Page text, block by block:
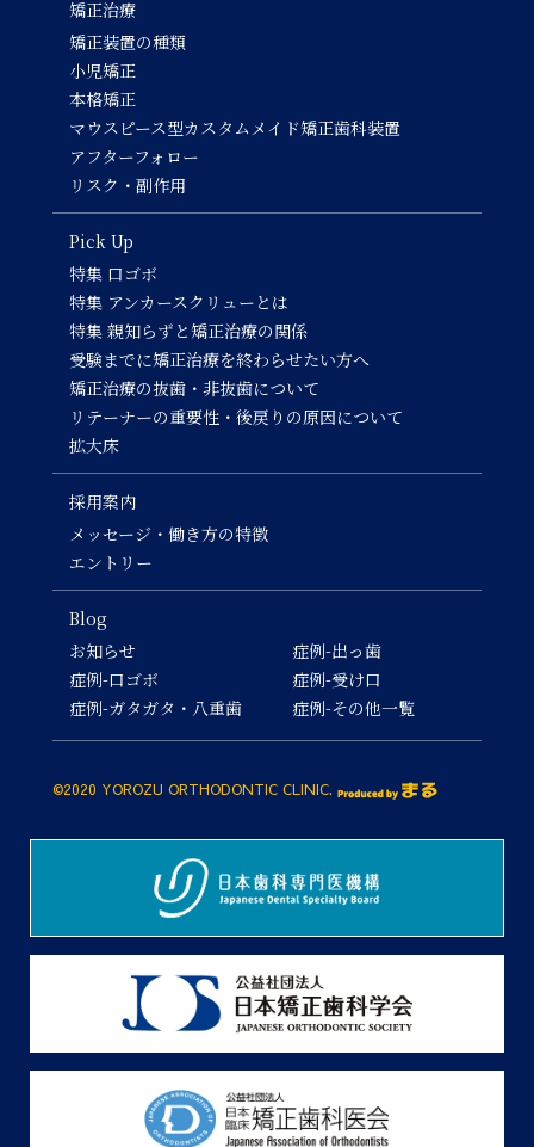
矯正治療
矯正装置の種類
小児矯正
本格矯正
マウスピース型カスタムメイド矯正歯科装置
アフターフォロー
リスク・副作用
Pick Up
特集 口ゴボ
特集 アンカースクリューとは
特集 親知らずと矯正治療の関係
受験までに矯正治療を終わらせたい方へ
矯正治療の抜歯・非抜歯について
リテーナーの重要性・後戻りの原因について
拡大床
採用案内
メッセージ・働き方の特徴
エントリー
Blog
お知らせ
症例-口ゴボ
症例-ガタガタ・八重歯
症例-出っ歯
症例-受け口
症例-その他一覧
©2020 YOROZU ORTHODONTIC CLINIC.